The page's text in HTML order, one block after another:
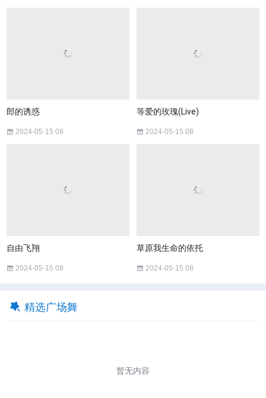
郎的诱惑
2024-05-15 08
等爱的玫瑰(Live)
2024-05-15 08
自由飞翔
2024-05-15 08
草原我生命的依托
2024-05-15 08
精选广场舞
暂无内容